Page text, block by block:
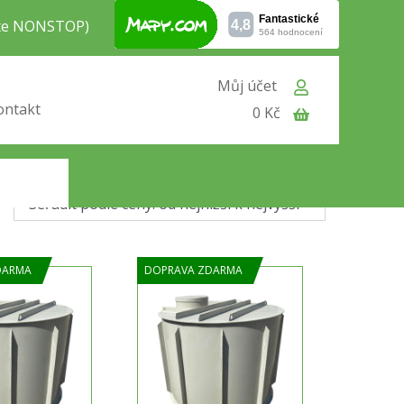
NONSTOP)
Můj účet
0 Kč
nádrž na pitnou vodu
liší především použitím
slouží do míst kde předpokládáme vyšší
DOPRAVA ZDARMA